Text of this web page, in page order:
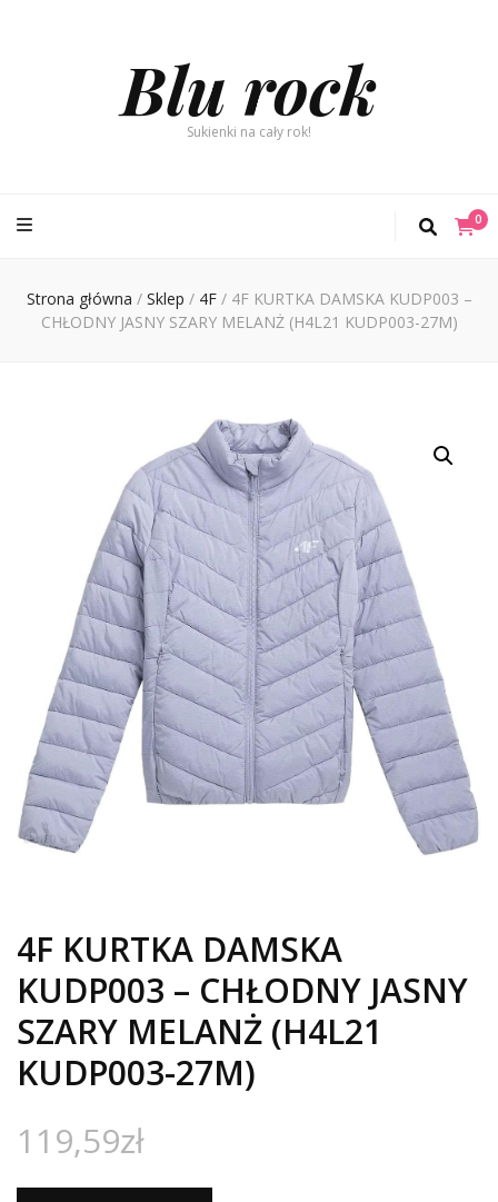
Blu rock
Sukienki na cały rok!
0
Strona główna / Sklep / 4F / 4F KURTKA DAMSKA KUDP003 –
CHŁODNY JASNY SZARY MELANŻ (H4L21 KUDP003-27M)
4F KURTKA DAMSKA
KUDP003 – CHŁODNY JASNY
SZARY MELANŻ (H4L21
KUDP003-27M)
119,59zł